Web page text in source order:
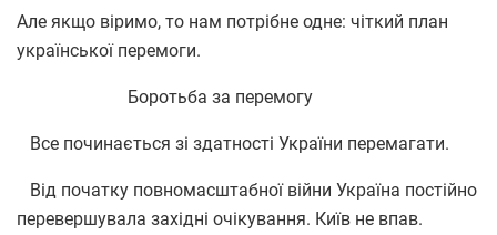
Але якщо віримо, то нам потрібне одне: чіткий план
української перемоги.
Боротьба за перемогу
Все починається зі здатності України перемагати.
Від початку повномасштабної війни Україна постійно
перевершувала західні очікування. Київ не впав.